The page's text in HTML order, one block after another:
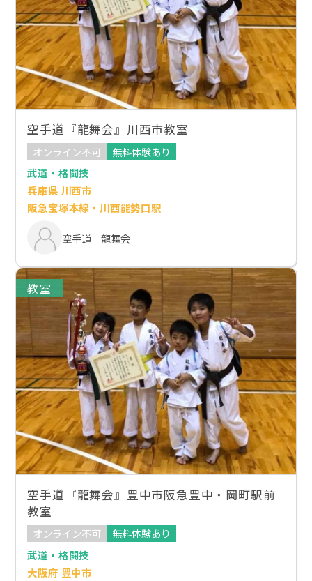
空手道『龍舞会』川西市教室
オンライン不可
無料体験あり
武道・格闘技
兵庫県 川西市
阪急宝塚本線・川西能勢口駅
空手道 龍舞会
教室
空手道『龍舞会』豊中市阪急豊中・岡町駅前
教室
オンライン不可
無料体験あり
武道・格闘技
大阪府 豊中市